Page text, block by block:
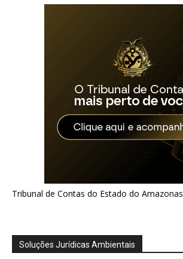
Tribunal de Contas do Estado do Amazonas
Soluções Jurídicas Ambientais